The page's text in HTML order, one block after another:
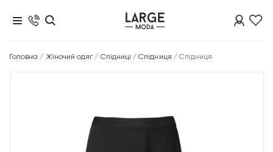
Головна / Жіночий одяг / Спідниці /Спідниця / Спідниця